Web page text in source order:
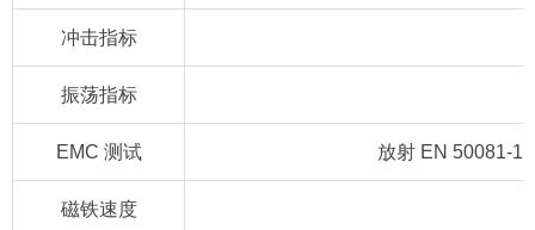
冲击指标
振荡指标
EMC 测试 放射 EN 50081-1
磁铁速度